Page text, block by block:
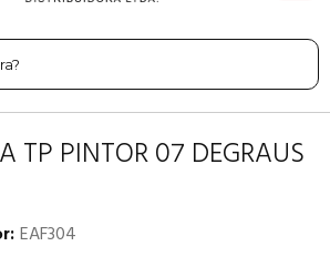
TP PINTOR 07 DEGRAUS
EAF304